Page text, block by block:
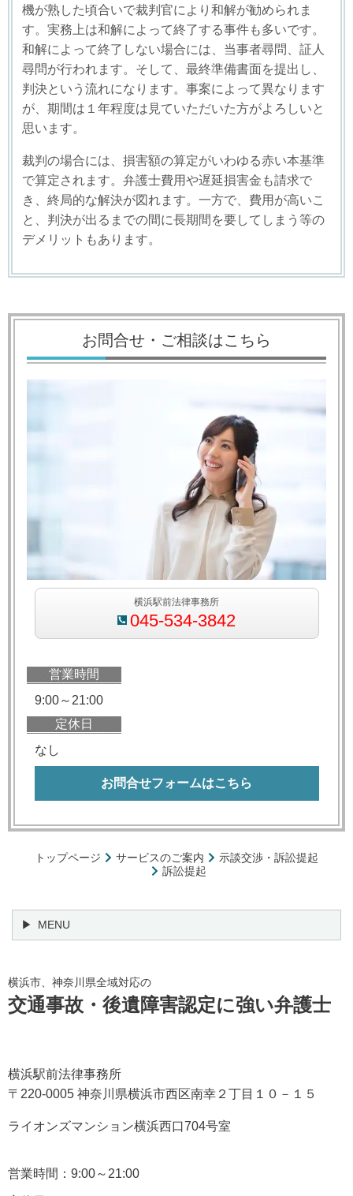
機が熟した頃合いで裁判官により和解が勧められま
す。実務上は和解によって終了する事件も多いです。
和解によって終了しない場合には、当事者尋問、証人
尋問が行われます。そして、最終準備書面を提出し、
判決という流れになります。事案によって異なります
が、期間は１年程度は見ていただいた方がよろしいと
思います。
裁判の場合には、損害額の算定がいわゆる赤い本基準
で算定されます。弁護士費用や遅延損害金も請求で
き、終局的な解決が図れます。一方で、費用が高いこ
と、判決が出るまでの間に長期間を要してしまう等の
デメリットもあります。
お問合せ・ご相談はこちら
横浜駅前法律事務所
045-534-3842
営業時間
9:00～21:00
定休日
なし
お問合せフォームはこちら
トップページ サービスのご案内
示談交渉・訴訟提起
訴訟提起
MENU
横浜市、神奈川県全域対応の
交通事故・後遺障害認定に強い弁護士
横浜駅前法律事務所
〒220-0005 神奈川県横浜市西区南幸２丁目１０－１５
ライオンズマンション横浜西口704号室
営業時間：9:00～21:00